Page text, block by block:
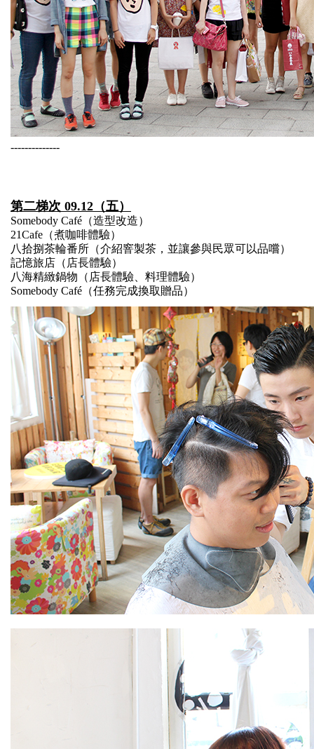
--------------
第二梯次 09.12（五）
Somebody Café（造型改造）
21Cafe（煮咖啡體驗）
八拾捌茶輪番所（介紹窨製茶，並讓參與民眾可以品嚐）
記憶旅店（店長體驗）
八海精緻鍋物（店長體驗、料理體驗）
Somebody Café（任務完成換取贈品）